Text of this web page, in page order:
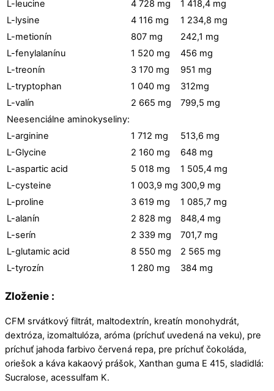
L-leucine 4 728 mg
1 418,4 mg
L-lysine
4 116 mg
1 234,8 mg
L-metionín
807 mg
242,1 mg
L-fenylalanínu
1 520 mg
456 mg
L-treonín
3 170 mg
951 mg
L-tryptophan
1 040 mg
312mg
L-valín
2 665 mg
799,5 mg
Neesenciálne aminokyseliny:
L-arginine
1 712 mg
513,6 mg
L-Glycine
2 160 mg
648 mg
L-aspartic acid
5 018 mg
1 505,4 mg
L-cysteine
1 003,9 mg 300,9 mg
L-proline
3 619 mg
1 085,7 mg
L-alanín
2 828 mg
848,4 mg
L-serín
2 339 mg
701,7 mg
L-glutamic acid
8 550 mg
2 565 mg
L-tyrozín
1 280 mg 384 mg
Zloženie :
CFM srvátkový filtrát, maltodextrín, kreatín monohydrát,
dextróza, izomaltulóza, aróma (príchuť uvedená na veku), pre
príchuť jahoda farbivo červená repa, pre príchuť čokoláda,
oriešok a káva kakaový prášok, Xanthan guma E 415, sladidlá:
Sucralose, acessulfam K.